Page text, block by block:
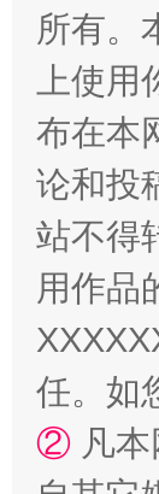
站
漫山遍野的
所有。
上使
布在本
论和投
站不得
用作品
任。如
② 凡